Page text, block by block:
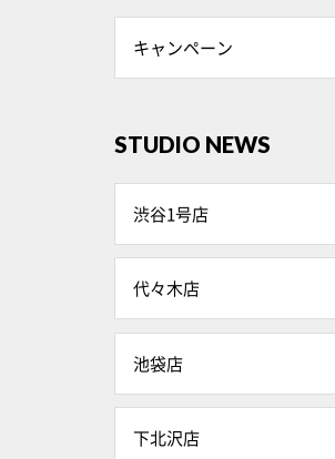
キャンペーン
STUDIO NEWS
渋谷1号店
代々木店
池袋店
下北沢店